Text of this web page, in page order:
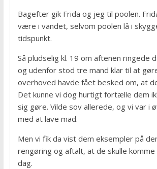
Bagefter gik Frida og jeg til poolen.
være i vandet, selvom poolen lå i
tidspunkt.
Så pludselig kl. 19 om aftenen ringede
og udenfor stod tre mand klar til at
overhoved havde fået besked om, at
Det kunne vi dog hurtigt fortælle dem
sig gøre. Vilde sov allerede, og vi var i
med at lave mad.
Men vi fik da vist dem eksempler på
rengøring og aftalt, at de skulle
dag.